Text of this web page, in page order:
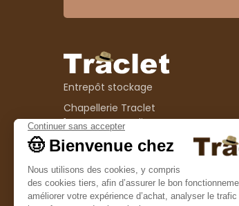
Entrepôt stockage
Chapellerie Traclet
14 Impasse Bardin
42300 Roanne
contact@chapellerie-traclet.com
Boutique
Chapellerie Traclet